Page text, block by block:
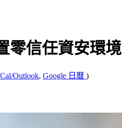
零信任資安環境
Outlook, Google 日曆 )